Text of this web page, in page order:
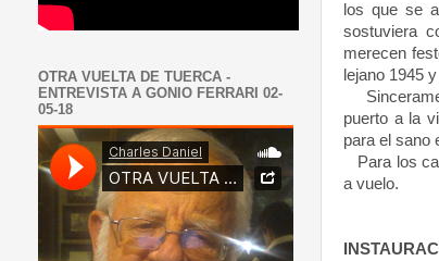
los que se
sostuviera
merecen
lejano 1945
puerto a la
para el sano
Para los
a vuelo.
OTRA VUELTA DE TUERCA -
ENTREVISTA A GONIO FERRARI 02-
05-18